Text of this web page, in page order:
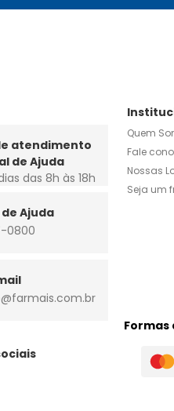
atendimento
de Ajuda
das 8h às 18h
Ajuda
0800
Quem
Fale
Nossas
Seja um